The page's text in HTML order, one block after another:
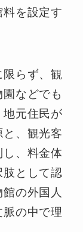
を設定す
限らず、観
などでも
地元住民が
、観光客
、料金体
として認
の外国人
の中で理